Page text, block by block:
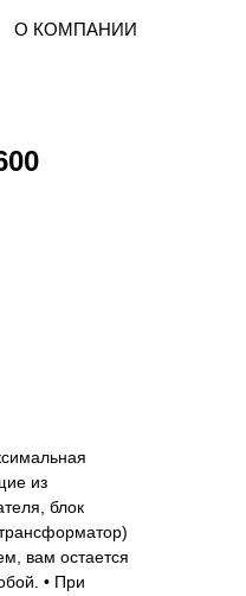
О КОМПАНИИ
из
блок
вам остается
• При